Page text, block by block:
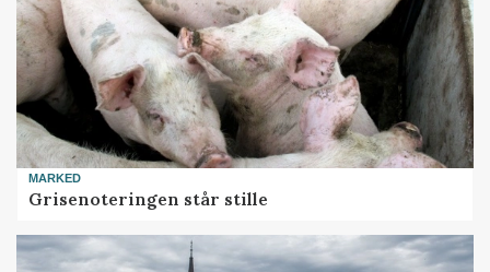
MARKED
Grisenoteringen står stille